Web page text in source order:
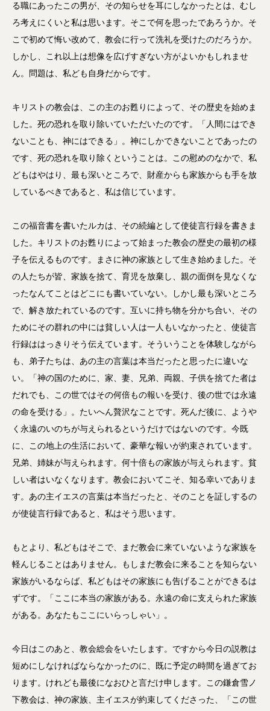
る職にあったこの男が、その知らせを耳にしなかったとは、むし
ろ考えにくいと私は思います。そこで何を思ったであろうか。そ
こで初めて悔い改めて、教会に行って洗礼を受けたのだろうか。
しかし、これ以上は想像を広げすぎない方がよいかもしれませ
ん。問題は、私ども自身だからです。
キリストの教会は、この主のお甦りによって、その歴史を始めま
した。死の恐れを取り除いていただいたのです。「人間にはでき
ないことも、神にはできる」。神にしかできないことであったの
です、死の恐れを取り除くということは。この慰めのなかで、私
どもはやはり、最も深いところで、財産からも家族からも手を放
しているべきであると、私は信じています。
この福音書を書いたルカは、その続編として使徒言行録を書きま
した。キリストのお甦りによって始まった教会の歴史の最初の様
子を伝えるものです。まさに神の家族として生き始めました。そ
の人たちが皆、家族を捨て、育児を放棄し、親の面倒を見なくな
ったなんてことはどこにも書いていない。しかし最も深いところ
で、解き放たれているのです。互いに持ち物を分かち合い、その
ためにその群れの中には貧しい人は一人もいなかったと、使徒言
行録ははっきりそう伝えています。そういうことを体験しながら
も、弟子たちは、あの主の言葉は本当だったと思ったに違いな
い。「神の国のために、家、妻、兄弟、両親、子供を捨てた者は
だれでも、この世ではその何倍もの報いを受け、後の世では永遠
の命を受ける」。たいへん贅沢なことです。死んだ後に、ようや
く永遠のいのちが与えられるというだけではないのです。今既
に、この地上の生活において、豪華な報いが約束されています。
兄弟、姉妹が与えられます。何十倍もの家族が与えられます。貧
しい者はいなくなります。教会においてこそ、知る幸いでありま
す。あの主イエスの言葉は本当だったと、そのことを証しするの
が使徒言行録であると、私はそう思います。
もとより、私どもはそこで、まだ教会に来ていないような家族を
軽んじることはありません。もしまだ教会に来ることを知らない
家族がいるならば、私どもはその家族にも告げることができるは
ずです。「ここに本当の家族がある。永遠の命に支えられた家族
がある。あなたもここにいらっしゃい」。
今日はこのあと、教会総会をいたします。ですから今日の説教は
短めにしなければならなかったのに、既に予定の時間を過ぎてお
ります。けれども最後になおひと言だけ申します。この鎌倉雪ノ
下教会は、神の家族、主イエスが約束してくださった、「この世